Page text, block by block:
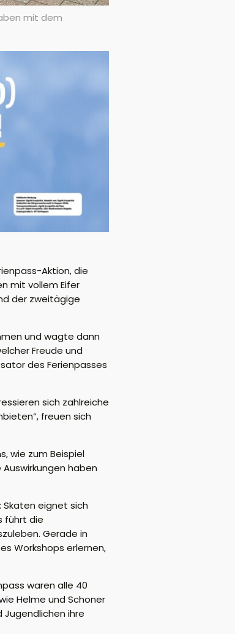
mit dem
Aktion, die
mit vollem Eifer
der zweitägige
und wagte dann
Freude und
des Ferienpasses
sich zahlreiche
freuen sich
wie zum Beispiel
haben
eignet sich
führt die
Gerade in
Workshops erlernen,
waren alle 40
Helme und Schoner
Jugendlichen ihre